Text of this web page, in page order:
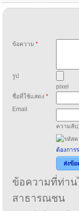
ข้อความ *
รูป
pixel
ชื่อที่ใช้แสดง *
Email
ความลับ
ต้องการ
ส่งข้
ข้อความที่ท่าน
สาธารณชน